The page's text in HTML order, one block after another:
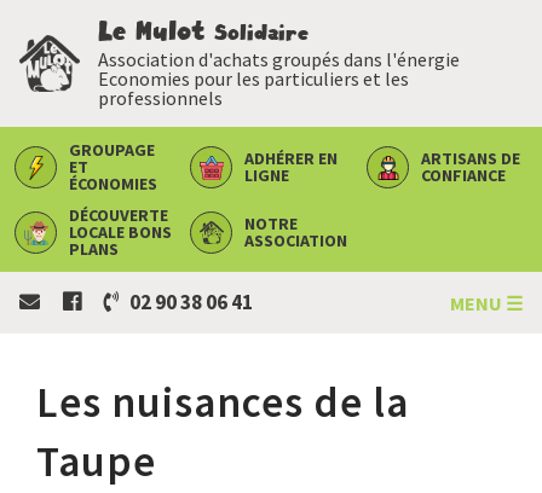
Le Mulot Solidaire
Association d'achats groupés dans l'énergie
Economies pour les particuliers et les
professionnels
GROUPAGE
ET
ÉCONOMIES
ADHÉRER EN
LIGNE
ARTISANS DE
CONFIANCE
DÉCOUVERTE
LOCALE BONS
PLANS
NOTRE
ASSOCIATION
02 90 38 06 41 MENU ☰
Les nuisances de la
Taupe